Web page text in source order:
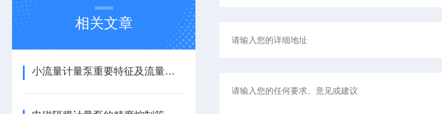
相关文章
小流量计量泵重要特征及流量调节方式